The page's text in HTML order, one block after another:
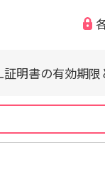
にご注意くださ
証明書の有効期
シング詐欺など
証明書の有効期